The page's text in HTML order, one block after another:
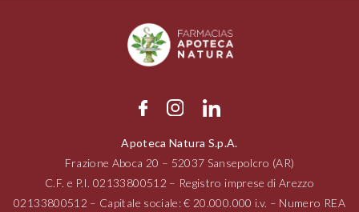
Apoteca Natura S.p.A.
Frazione Aboca 20 – 52037 Sansepolcro (AR)
C.F. e P.I.02133800512 – Registro imprese di Arezzo
02133800512 – Capitale sociale: € 20.000.000 i.v. – Numero REA